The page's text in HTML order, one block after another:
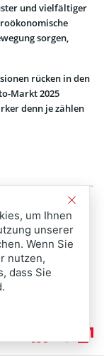
und vielfältiger
sorgen,
rücken in den
Markt 2025
denn je zählen
ihn begeistert die
Sergei ist Bitcoin
für einen
journalistischen
Ringen sowie
Heimat Georgien.
um Ihnen
unserer
Wenn Sie
nutzen,
dass Sie